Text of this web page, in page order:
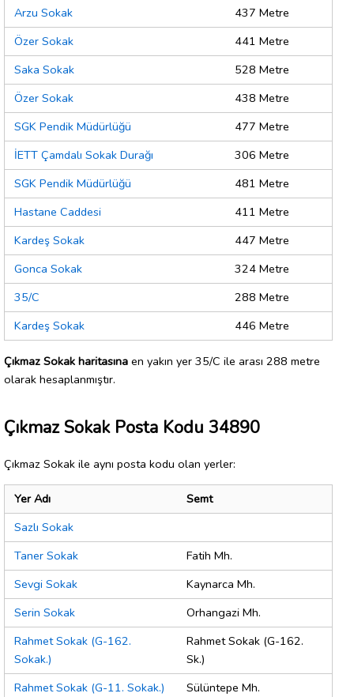
Arzu Sokak
437 Metre
Özer Sokak
441 Metre
Saka Sokak
528 Metre
Özer Sokak
438 Metre
SGK Pendik Müdürlüğü
477 Metre
İETT Çamdalı Sokak Durağı
306 Metre
SGK Pendik Müdürlüğü
481 Metre
Hastane Caddesi
411 Metre
Kardeş Sokak
447 Metre
Gonca Sokak
324 Metre
35/C
288 Metre
Kardeş Sokak
446 Metre
Çıkmaz Sokak haritasına en yakın yer 35/C ile arası 288 metre
olarak hesaplanmıştır.
Çıkmaz Sokak Posta Kodu 34890
Çıkmaz Sokak ile aynı posta kodu olan yerler:
Yer Adı
Semt
Sazlı Sokak
Taner Sokak
Fatih Mh.
Sevgi Sokak
Kaynarca Mh.
Serin Sokak
Orhangazi Mh.
Rahmet Sokak (G-162.
Sokak.)
Rahmet Sokak (G-162.
Sk.)
Rahmet Sokak (G-11. Sokak.)
Sülüntepe Mh.